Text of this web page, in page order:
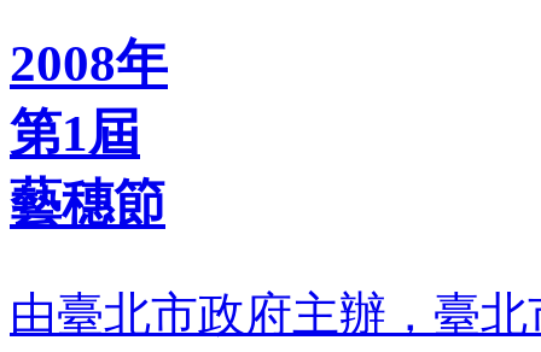
2008年
第1屆
藝穗節
由臺北市政府主辦，臺